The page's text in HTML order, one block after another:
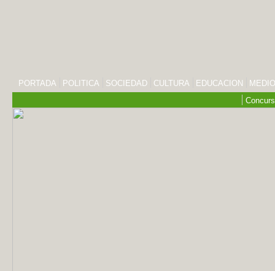
PORTADA POLITICA SOCIEDAD CULTURA EDUCACION